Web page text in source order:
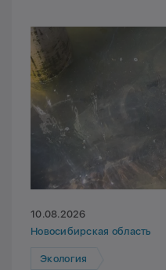
10.08.2026
Новосибирская область
Экология